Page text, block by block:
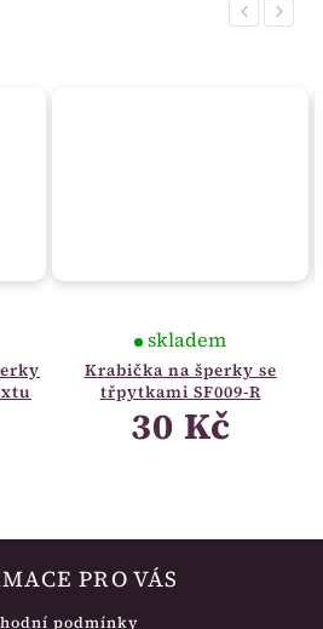
Previous
Krabička na šperky se
třpytkami SF009-R
skladem
30 Kč
Next
PRO VÁS
podmínky